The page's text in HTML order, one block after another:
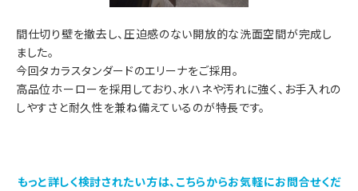
間仕切り壁を撤去し、圧迫感のない開放的な洗面空間が完成し
ました。
今回タカラスタンダードのエリーナをご採用。
高品位ホーローを採用しており、水ハネや汚れに強く、お手入れの
しやすさと耐久性を兼ね備えているのが特長です。
もっと詳しく検討されたい方は、こちらからお気軽にお問合せくだ